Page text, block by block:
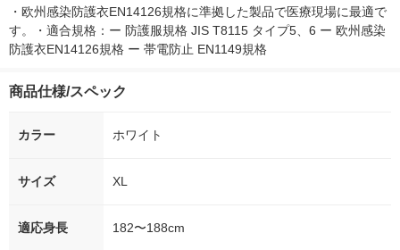
・欧州感染防護衣EN14126規格に準拠した製品で医療現場に最適で
す。・適合規格：ー 防護服規格 JIS T8115 タイプ5、6 ー 欧州感染
防護衣EN14126規格 ー 帯電防止 EN1149規格
商品仕様/スペック
カラー ホワイト
サイズ XL
適応身長 182〜188cm